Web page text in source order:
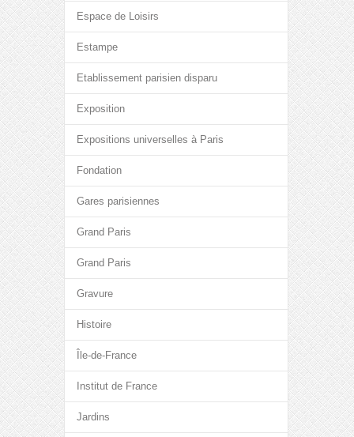
Espace de Loisirs
Estampe
Etablissement parisien disparu
Exposition
Expositions universelles à Paris
Fondation
Gares parisiennes
Grand Paris
Grand Paris
Gravure
Histoire
Île-de-France
Institut de France
Jardins